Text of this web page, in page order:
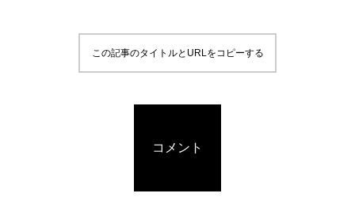
この記事のタイトルとURLをコピーする
コメント